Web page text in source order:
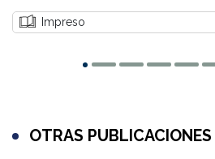
Impreso
OTRAS